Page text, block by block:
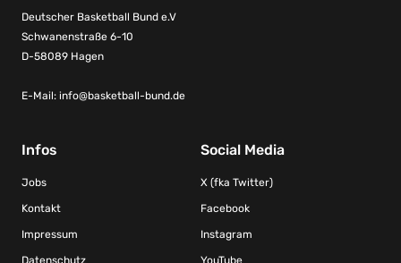
Deutscher Basketball Bund e.V
Schwanenstraße 6-10
D-58089 Hagen
E-Mail: info@basketball-bund.de
Infos
Jobs
Kontakt
Impressum
Datenschutz
Social Media
X (fka Twitter)
Facebook
Instagram
YouTube